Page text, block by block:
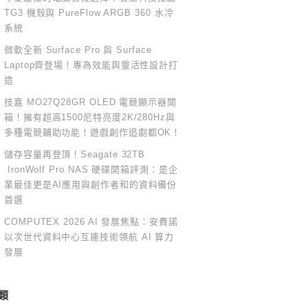
TG3 機殼與 PureFlow ARGB 360 水冷
系統
微軟全新 Surface Pro 與 Surface
Laptop齊登場！專為效能與靈活性設計打
造
技嘉 MO27Q28GR OLED 電競顯示器開
箱！擁有超高1500尼特亮度2K/280Hz與
多種電競輔助功能！遊戲創作追劇都OK！
儲存容量再登頂！Seagate 32TB
IronWolf Pro NAS 硬碟開箱評測：是企
業最佳更是AI應用與創作者和的資料備份
首選
COMPUTEX 2026 AI 發展焦點：安費諾
以次世代資料中心互連技術領航 AI 算力
發展